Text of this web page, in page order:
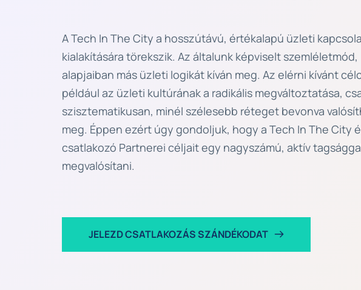
A Tech In The City a hosszútávú, értékalapú üzleti
kialakítására törekszik. Az általunk képviselt szemléletmód,
alapjaiban más üzleti logikát kíván meg. Az elérni kívánt
például az üzleti kultúrának a radikális megváltoztatása,
szisztematikusan, minél szélesebb réteget bevonva
meg. Éppen ezért úgy gondoljuk, hogy a Tech In The City
csatlakozó Partnerei céljait egy nagyszámú, aktív
megvalósítani.
JELEZD CSATLAKOZÁS SZÁNDÉKODAT